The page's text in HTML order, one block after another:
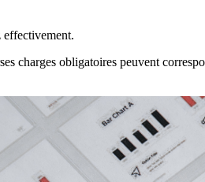
effectivement.
charges obligatoires peuvent